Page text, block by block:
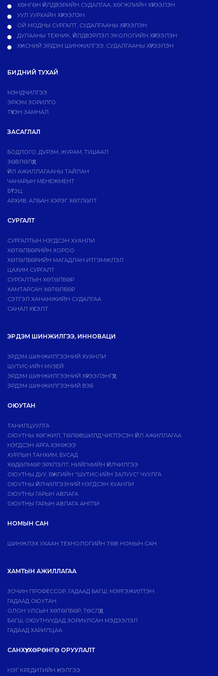
ХӨНГӨН ҮЙЛДВЭРИЙН СУДАЛГАА, ХӨГЖЛИЙН ХҮРЭЭЛЭН
УУЛ УУРХАЙН ХҮРЭЭЛЭН
ОЙ МОДНЫ СУРГАЛТ, СУДАЛГААНЫ ХҮРЭЭЛЭН
ДУЛААНЫ ТЕХНИК, ҮЙЛДВЭРЛЭЛ ЭКОЛОГИЙН ХҮРЭЭЛЭН
ХҮНСНИЙ ЭРДЭМ ШИНЖИЛГЭЭ, СУДАЛГААНЫ ХҮРЭЭЛЭН
БИДНИЙ ТУХАЙ
МЭНДЧИЛГЭЭ
ЭРХЭМ ЗОРИЛГО
ТҮҮХЭН ЗАМНАЛ
ЗАСАГЛАЛ
БОДЛОГО, ДVРЭМ, ЖУРАМ, ТУШААЛ
ЗӨВЛӨЛҮҮД
ҮЙЛ АЖИЛЛАГААНЫ ТАЙЛАН
ЧАНАРЫН МЕНЕЖМЕНТ
БҮТЭЦ
АРХИВ, АЛБАН ХЭРЭГ ХӨТЛӨЛТ
СУРГАЛТ
СУРГАЛТЫН НЭГДСЭН ХУАНЛИ
ХӨТӨЛБӨРИЙН ХОРОО
ХӨТӨЛБӨРИЙН МАГАДЛАН ИТГЭМЖЛЭЛ
ЦАХИМ СУРГАЛТ
СУРГАЛТЫН ХӨТӨЛБӨР
ХАМТАРСАН ХӨТӨЛБӨР
СЭТГЭЛ ХАНАМЖИЙН СУДАЛГАА
САНАЛ ХҮСЭЛТ
ЭРДЭМ ШИНЖИЛГЭЭ, ИННОВАЦИ
ЭРДЭМ ШИНЖИЛГЭЭНИЙ ХУАНЛИ
ШУТИС-ИЙН МУЗЕЙ
ЭРДЭМ ШИНЖИЛГЭЭНИЙ ХҮРЭЭЛЭНГҮҮД
ЭРДЭМ ШИНЖИЛГЭЭНИЙ ВЭБ
ОЮУТАН
ТАНИЛЦУУЛГА
ОЮУТНЫ ХӨГЖИЛ, ТӨЛӨВШИЛД ЧИГЛЭСЭН ҮЙЛ АЖИЛЛАГАА
НЭГДСЭН АРГА ХЭМЖЭЭ
ХУРЛЫН ТАНХИМ, БУСАД
ХӨДӨЛМӨР ЭРХЛЭЛТ, НИЙГМИЙН ҮЙЛЧИЛГЭЭ
ОЮУТНЫ ДУУ, БҮЖГИЙН "ШУТИС-ИЙН ЗАЛУУС" ЧУУЛГА
ОЮУТНЫ ҮЙЛЧИЛГЭЭНИЙ НЭГДСЭН ХУАНЛИ
ОЮУТНЫ ГАРЫН АВЛАГА
ОЮУТНЫ ГАРЫН АВЛАГА АНГЛИ
НОМЫН САН
ШИНЖЛЭХ УХААН ТЕХНОЛОГИЙН ТӨВ НОМЫН САН
ХАМТЫН АЖИЛЛАГАА
ЗОЧИН ПРОФЕССОР, ГАДААД БАГШ, МЭРГЭЖИЛТЭН
ГАДААД ОЮУТАН
ОЛОН УЛСЫН ХӨТӨЛБӨР, ТӨСЛҮҮД
БАГШ, ОЮУТНУУДАД ЗОРИУЛСАН МЭДЭЭЛЭЛ
ГАДААД ХАРИЛЦАА
САНХҮҮ, ХӨРӨНГӨ ОРУУЛАЛТ
НЭГ КРЕДИТИЙН ҮНЭЛГЭЭ